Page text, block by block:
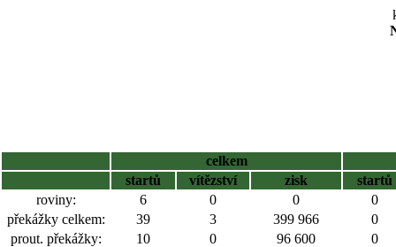
celkem
startů
vítězství zisk
startů
roviny:
6 0 0
0
překážky celkem:
39 3 399 966
0
prout. překážky:
10 0 96 600
0